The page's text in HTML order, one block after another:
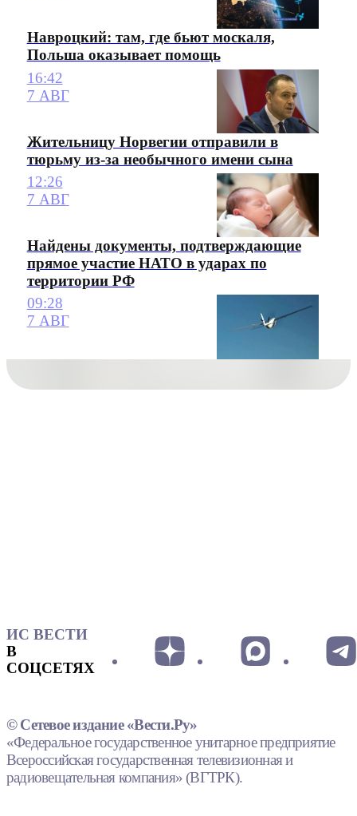
Навроцкий: там, где бьют москаля,
Польша оказывает помощь
16:42
7 АВГ
Жительницу Норвегии отправили в
тюрьму из-за необычного имени сына
12:26
7 АВГ
Найдены документы, подтверждающие
прямое участие НАТО в ударах по
территории РФ
09:28
7 АВГ
ИС ВЕСТИ
В
СОЦСЕТЯХ
© Сетевое издание «Вести.Ру»
«Федеральное государственное унитарное предприятие
Всероссийская государственная телевизионная и
радиовещательная компания» (ВГТРК).